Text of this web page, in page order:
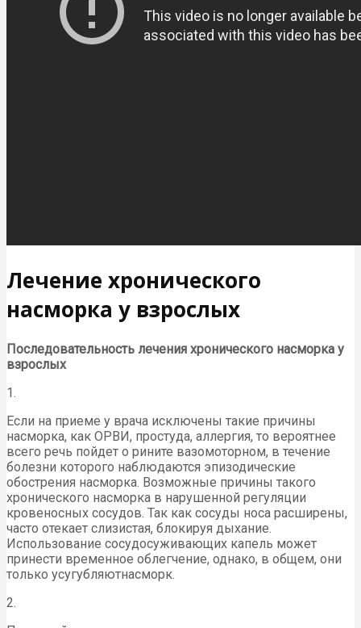
Лечение хронического
насморка у взрослых
Последовательность лечения хронического насморка у
взрослых
1.
Если на приеме у врача исключены такие причины
насморка, как ОРВИ, простуда, аллергия, то вероятнее
всего речь пойдет о рините вазомоторном, в течение
болезни которого наблюдаются эпизодические
обострения насморка. Возможные причины такого
хронического насморка в нарушенной регуляции
кровеносных сосудов. Так как сосуды носа расширены,
часто отекает слизистая, блокируя дыхание.
Использование сосудосуживающих капель может
принести временное облегчение, однако, в общем, они
только усугубляютнасморк.
2.